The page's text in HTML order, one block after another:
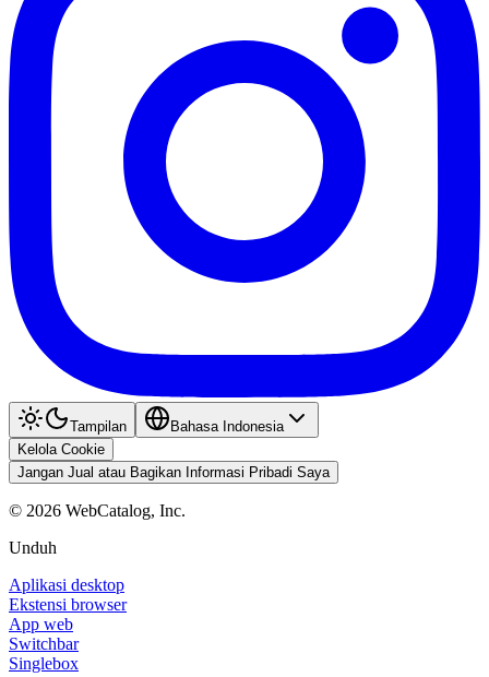
Tampilan
Bahasa Indonesia
Kelola Cookie
Jangan Jual atau Bagikan Informasi Pribadi Saya
© 2026 WebCatalog, Inc.
Unduh
Aplikasi desktop
Ekstensi browser
App web
Switchbar
Singlebox